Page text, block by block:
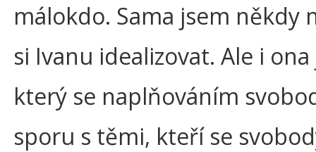
málokdo. Sama jsem někdy
si Ivanu idealizovat. Ale i
který se naplňováním
sporu s těmi, kteří se